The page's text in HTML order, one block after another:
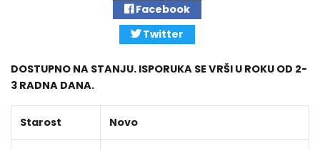
Facebook
Twitter
DOSTUPNO NA STANJU. ISPORUKA SE VRŠI U ROKU OD 2-
3 RADNA DANA.
Starost Novo